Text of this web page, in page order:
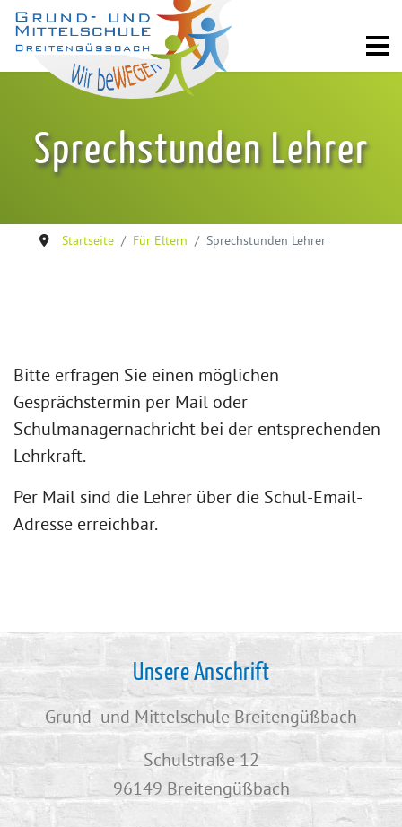
Sprechstunden Lehrer
Startseite Für Eltern Sprechstunden Lehrer
Bitte erfragen Sie einen möglichen
Gesprächstermin per Mail oder
Schulmanagernachricht bei der entsprechenden
Lehrkraft.
Per Mail sind die Lehrer über die Schul-Email-
Adresse erreichbar.
Unsere Anschrift
Grund- und Mittelschule Breitengüßbach
Schulstraße 12
96149 Breitengüßbach